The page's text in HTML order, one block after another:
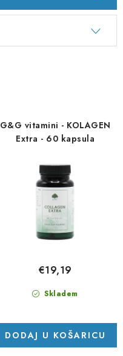
G&G vitamini - KOLAGEN
Extra - 60 kapsula
Skladem
€19,19
DODAJ U KOŠARICU